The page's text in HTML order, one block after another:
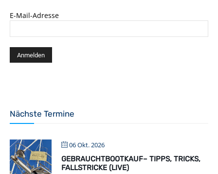
E-Mail-Adresse
Nächste Termine
06 Okt. 2026
GEBRAUCHTBOOTKAUF– TIPPS, TRICKS,
FALLSTRICKE (LIVE)